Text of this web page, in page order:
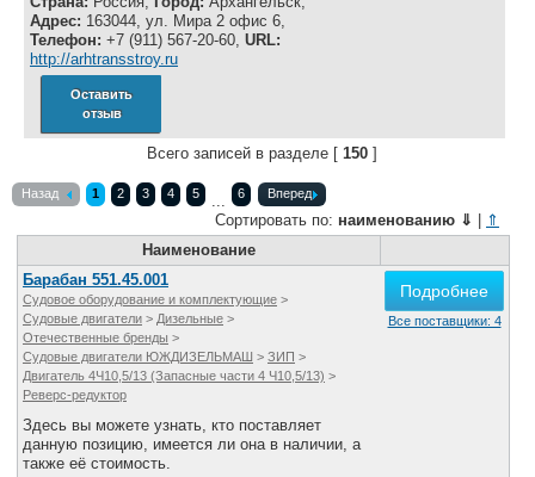
Выставки и семинары
Личности
Словарь
Адрес: 163044, ул. Мира 2 офис 6,
Телефон: +7 (911) 567-20-60, URL:
http://arhtransstroy.ru
Оставить
отзыв
Всего записей в разделе [ 150]
Назад 1 2 3 4 5 ... 6 Вперед
Сортировать по: наименованию ⇓
⇑
Наименование
Барабан 551.45.001
Судовое оборудование и комплектующие >
Судовые двигатели > Дизельные >
Отечественные бренды >
Судовые двигатели ЮЖДИЗЕЛЬМАШ > ЗИП >
Двигатель 4Ч10,5/13 (Запасные части 4 Ч10,5/13) >
Реверс-редуктор
Здесь вы можете узнать, кто поставляет
данную позицию, имеется ли она в наличии, а
также её стоимость.
Подробнее
Все поставщики: 4